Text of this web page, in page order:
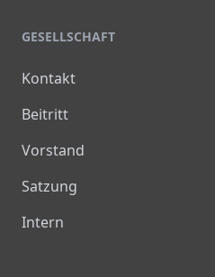
GESELLSCHAFT
Kontakt
Beitritt
Vorstand
Satzung
Intern